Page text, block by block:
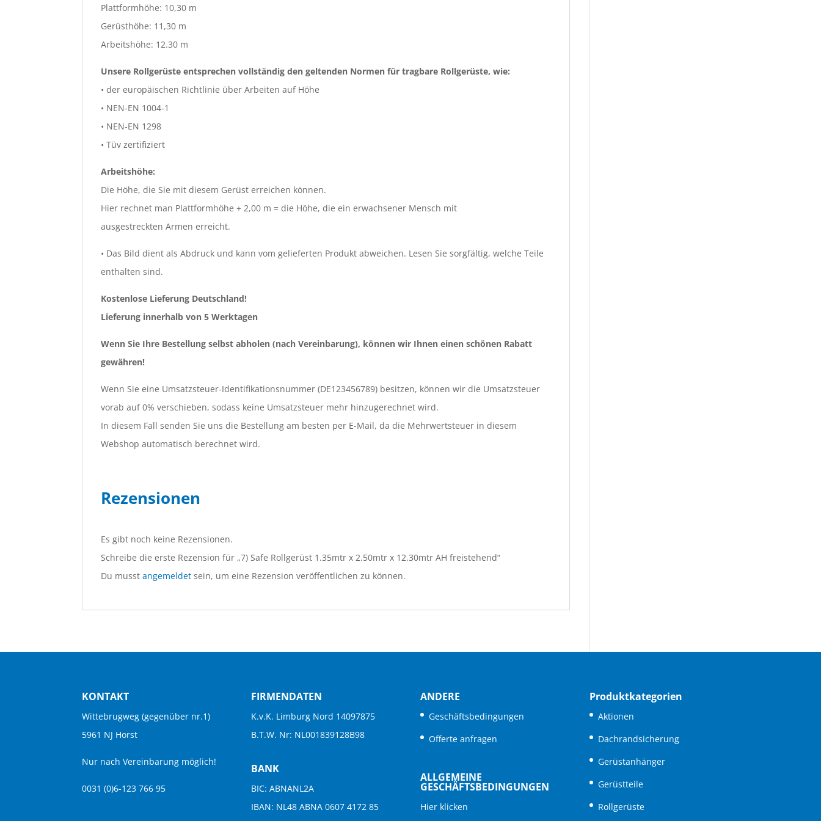
Plattformhöhe: 10,30 m
Gerüsthöhe: 11,30 m
Arbeitshöhe: 12.30 m
Unsere Rollgerüste entsprechen vollständig den geltenden Normen für tragbare Rollgerüste, wie:
• der europäischen Richtlinie über Arbeiten auf Höhe
• NEN-EN 1004-1
• NEN-EN 1298
• Tüv zertifiziert
Arbeitshöhe:
Die Höhe, die Sie mit diesem Gerüst erreichen können.
Hier rechnet man Plattformhöhe + 2,00 m = die Höhe, die ein erwachsener Mensch mit
ausgestreckten Armen erreicht.
• Das Bild dient als Abdruck und kann vom gelieferten Produkt abweichen. Lesen Sie sorgfältig, welche Teile
enthalten sind.
Kostenlose Lieferung Deutschland!
Lieferung innerhalb von 5 Werktagen
Wenn Sie Ihre Bestellung selbst abholen (nach Vereinbarung), können wir Ihnen einen schönen Rabatt
gewähren!
Wenn Sie eine Umsatzsteuer-Identifikationsnummer (DE123456789) besitzen, können wir die Umsatzsteuer
vorab auf 0% verschieben, sodass keine Umsatzsteuer mehr hinzugerechnet wird.
In diesem Fall senden Sie uns die Bestellung am besten per E-Mail, da die Mehrwertsteuer in diesem
Webshop automatisch berechnet wird.
Rezensionen
Es gibt noch keine Rezensionen.
Schreibe die erste Rezension für „7) Safe Rollgerüst 1.35mtr x 2.50mtr x 12.30mtr AH freistehend“
Du musstangemeldet sein, um eine Rezension veröffentlichen zu können.
KONTAKT
Wittebrugweg (gegenüber nr.1)
5961 NJ Horst
Nur nach Vereinbarung möglich!
0031 (0)6-123 766 95
FIRMENDATEN
K.v.K. Limburg Nord 14097875
B.T.W. Nr: NL001839128B98
BANK
BIC: ABNANL2A
IBAN: NL48 ABNA 0607 4172 85
ANDERE
Geschäftsbedingungen
Offerte anfragen
ALLGEMEINE
GESCHÄFTSBEDINGUNGEN
Hier klicken
Produktkategorien
Aktionen
Dachrandsicherung
Gerüstanhänger
Gerüstteile
Rollgerüste